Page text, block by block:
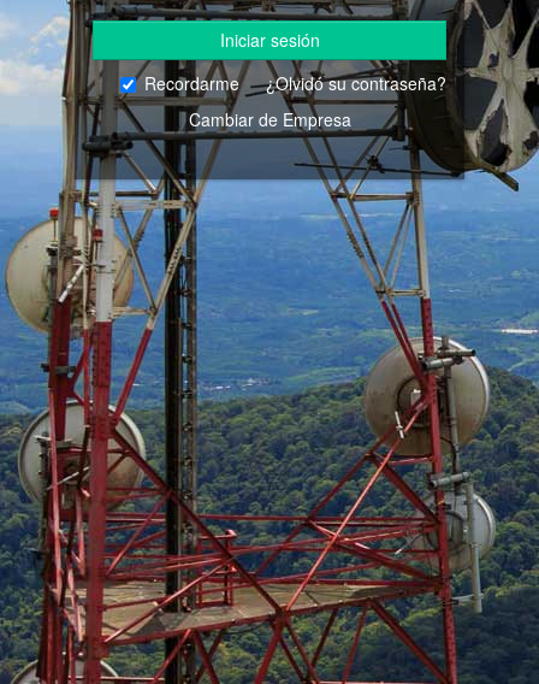
Iniciar sesión
Recordarme
¿Olvidó su contraseña?
Cambiar de Empresa